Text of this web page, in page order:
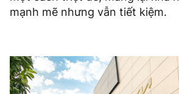
mạnh mẽ nhưng vẫn tiết kiệm.